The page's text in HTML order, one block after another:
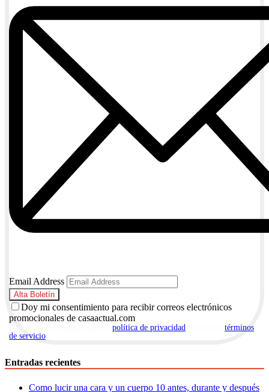
Email Address
Doy mi consentimiento para recibir correos electrónicos
promocionales de casaactual.com
política de privacidad
términos
de servicio
Entradas recientes
Como lucir una cara y un cuerpo 10 antes, durante y después